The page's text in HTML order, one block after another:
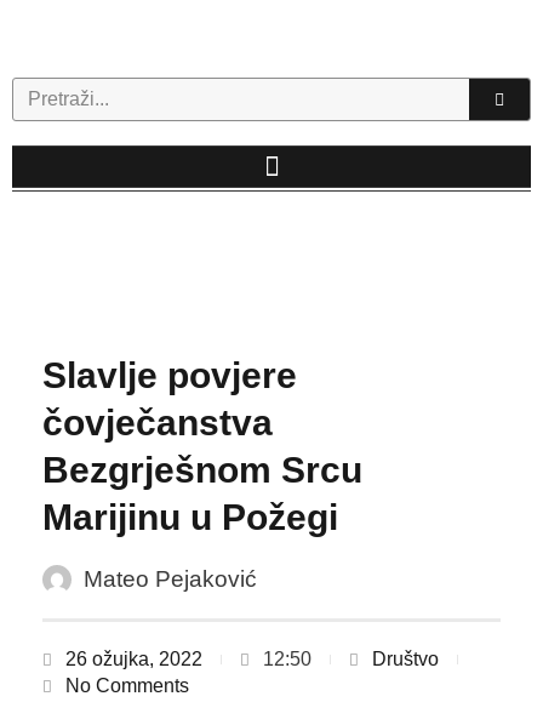
Search
Slavlje povjere
čovječanstva
Bezgrješnom Srcu
Marijinu u Požegi
Mateo Pejaković
26 ožujka, 2022 12:50
Društvo
No Comments